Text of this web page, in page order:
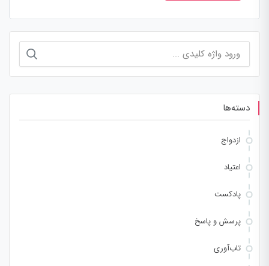
جستجو
برای:
دسته‌ها
ازدواج
اعتیاد
پادکست
پرسش و پاسخ
تاب‌آوری